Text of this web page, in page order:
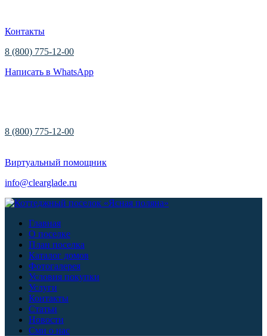
Контакты
8 (800) 775-12-00
Написать в WhatsApp
8 (800) 775-12-00
Виртуальный помощник
info@clearglade.ru
Главная
О поселке
План поселка
Каталог домов
Фотогалерея
Условия покупки
Услуги
Контакты
Статьи
Новости
Сми о нас